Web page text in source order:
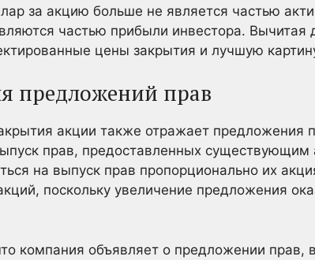
за акцию больше не является частью
частью прибыли инвестора.
цены закрытия и лучшую
предложений прав
акции также отражает предложения
прав, предоставленных существующим
на выпуск прав пропорционально их
поскольку увеличение предложения
компания объявляет о предложении прав,